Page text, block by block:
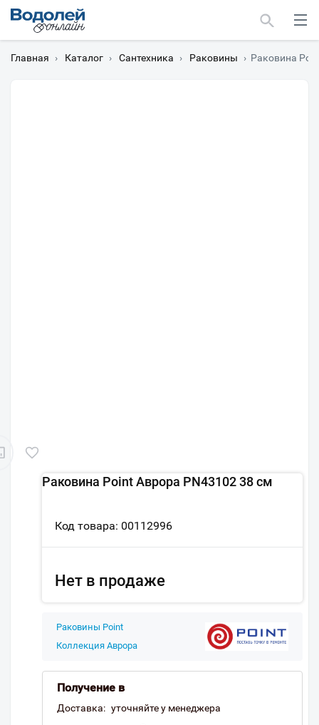
Главная › Каталог › Сантехника › Раковины › Раковина
Раковина Point Аврора PN43102 38 см
Код товара: 00112996
Нет в продаже
Раковины Point
Коллекция Аврора
Получение в
Доставка: уточняйте у менеджера